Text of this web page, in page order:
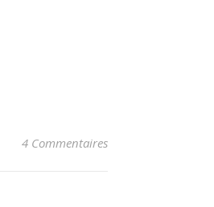
4 Commentaires